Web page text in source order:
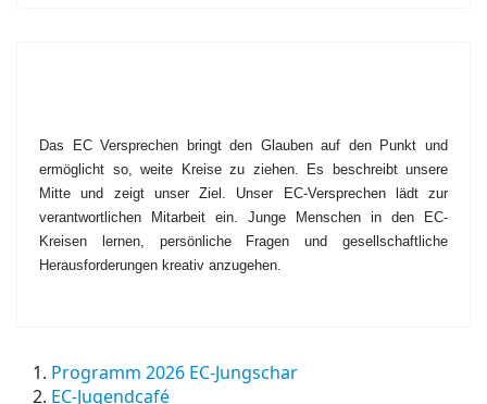
Das EC Versprechen bringt den Glauben auf den Punkt und
ermöglicht so, weite Kreise zu ziehen. Es beschreibt unsere
Mitte und zeigt unser Ziel. Unser EC-Versprechen lädt zur
verantwortlichen Mitarbeit ein. Junge Menschen in den EC-
Kreisen lernen, persönliche Fragen und gesellschaftliche
Herausforderungen kreativ anzugehen.
Programm 2026 EC-Jungschar
EC-Jugendcafé